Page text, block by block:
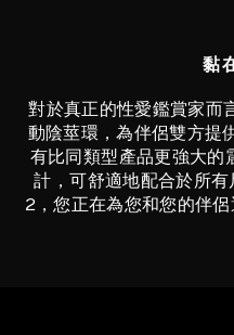
黏
對於真正的性愛鑑賞家而
動陰莖環，為伴侶雙方提
有比同類型產品更強大的
計，可舒適地配合於所
2，您正在為您和您的伴侶